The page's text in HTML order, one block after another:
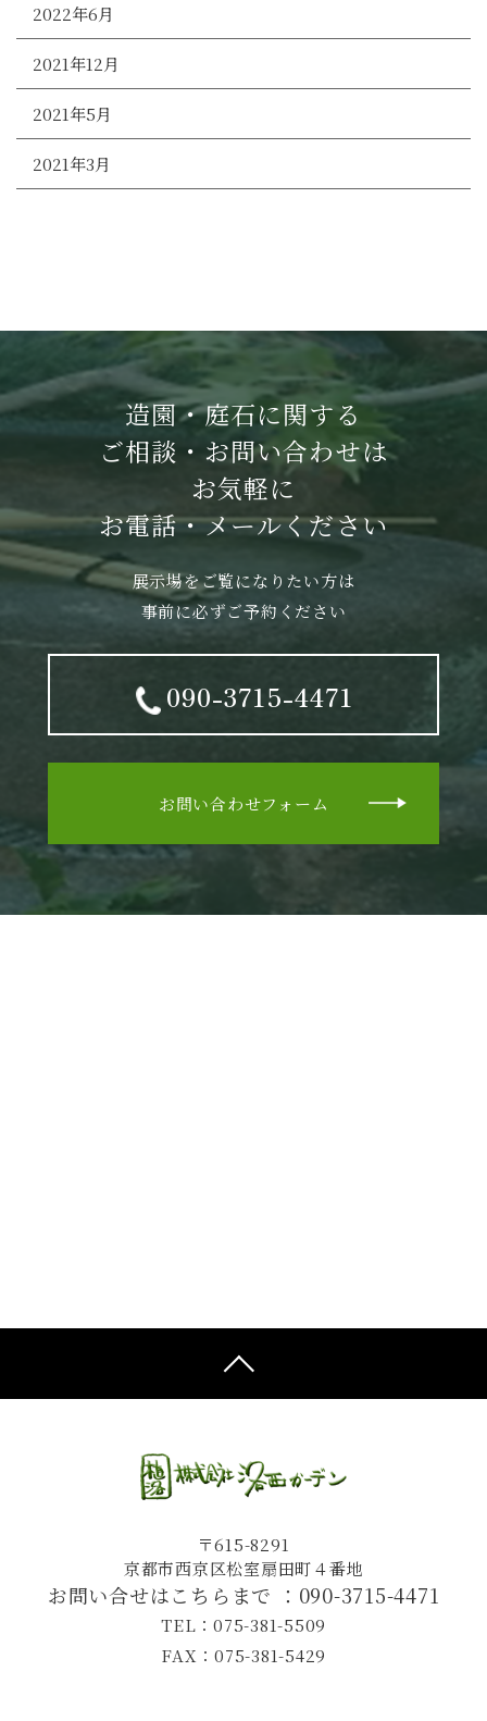
2022年6月
2021年12月
2021年5月
2021年3月
造園・庭石に関する
ご相談・お問い合わせは
お気軽に
お電話・メールください
展示場をご覧になりたい方は
事前に必ずご予約ください
090-3715-4471
お問い合わせフォーム
〒615-8291
京都市西京区松室扇田町４番地
お問い合せはこちらまで ： 090-3715-4471
TEL：075-381-5509
FAX：075-381-5429